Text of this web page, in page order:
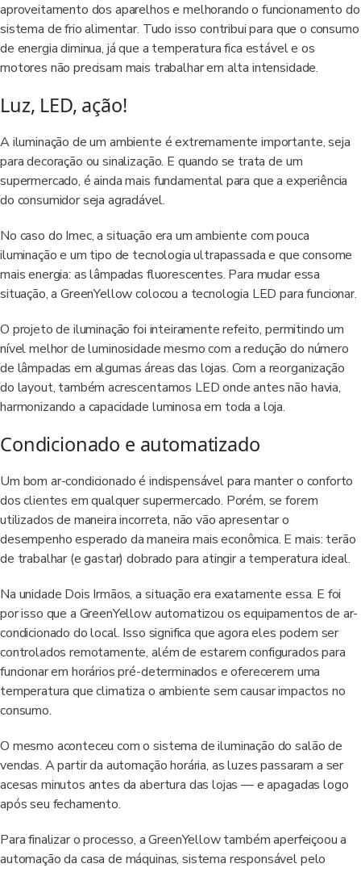
aproveitamento dos aparelhos e melhorando o funcionamento do
sistema de frio alimentar. Tudo isso contribui para que o consumo
de energia diminua, já que a temperatura fica estável e os
motores não precisam mais trabalhar em alta intensidade.
Luz, LED, ação!
A iluminação de um ambiente é extremamente importante, seja
para decoração ou sinalização. E quando se trata de um
supermercado, é ainda mais fundamental para que a experiência
do consumidor seja agradável.
No caso do Imec, a situação era um ambiente com pouca
iluminação e um tipo de tecnologia ultrapassada e que consome
mais energia: as lâmpadas fluorescentes. Para mudar essa
situação, a GreenYellow colocou a tecnologia LED para funcionar.
O projeto de iluminação foi inteiramente refeito, permitindo um
nível melhor de luminosidade mesmo com a redução do número
de lâmpadas em algumas áreas das lojas. Com a reorganização
do layout, também acrescentamos LED onde antes não havia,
harmonizando a capacidade luminosa em toda a loja.
Condicionado e automatizado
Um bom ar-condicionado é indispensável para manter o conforto
dos clientes em qualquer supermercado. Porém, se forem
utilizados de maneira incorreta, não vão apresentar o
desempenho esperado da maneira mais econômica. E mais: terão
de trabalhar (e gastar) dobrado para atingir a temperatura ideal.
Na unidade Dois Irmãos, a situação era exatamente essa. E foi
por isso que a GreenYellow automatizou os equipamentos de ar-
condicionado do local. Isso significa que agora eles podem ser
controlados remotamente, além de estarem configurados para
funcionar em horários pré-determinados e oferecerem uma
temperatura que climatiza o ambiente sem causar impactos no
consumo.
O mesmo aconteceu com o sistema de iluminação do salão de
vendas. A partir da automação horária, as luzes passaram a ser
acesas minutos antes da abertura das lojas — e apagadas logo
após seu fechamento.
Para finalizar o processo, a GreenYellow também aperfeiçoou a
automação da casa de máquinas, sistema responsável pelo